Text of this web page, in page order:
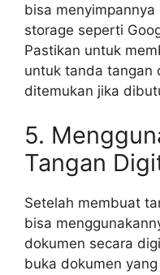
bisa
storage seperti
Pastikan untuk
untuk tanda tangan
ditemukan jika
5.
Tangan
Setelah membuat
bisa
dokumen secara
buka dokumen